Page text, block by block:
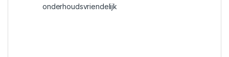
onderhoudsvriendelijk